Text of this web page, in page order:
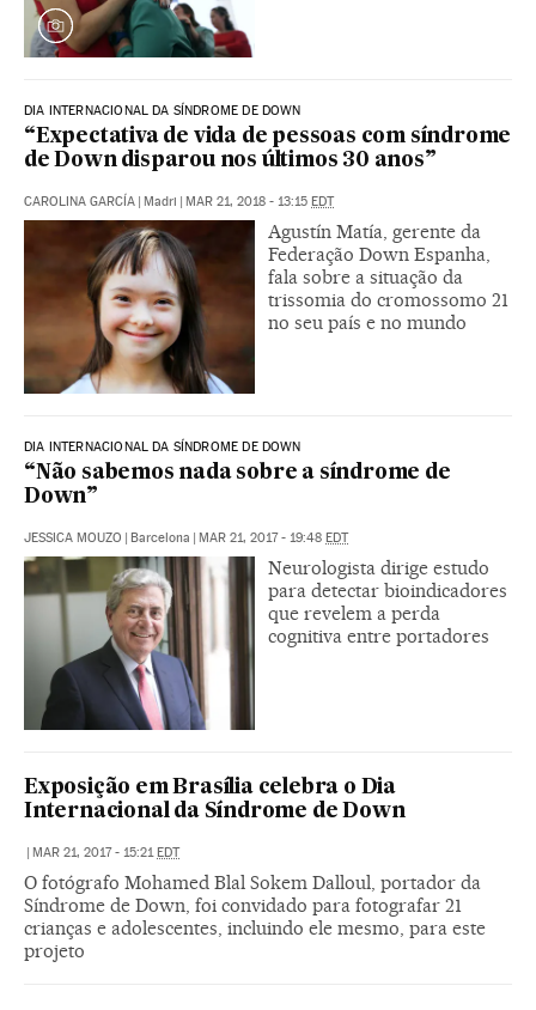
DIA INTERNACIONAL DA SÍNDROME DE DOWN
“Expectativa de vida de pessoas com síndrome
de Down disparou nos últimos 30 anos”
CAROLINA GARCÍA Madri MAR 21, 2018 - 13:15 EDT
Agustín Matía, gerente da
Federação Down Espanha,
fala sobre a situação da
trissomia do cromossomo 21
no seu país e no mundo
DIA INTERNACIONAL DA SÍNDROME DE DOWN
“Não sabemos nada sobre a síndrome de
Down”
JESSICA MOUZO | Barcelona | MAR 21, 2017 - 19:48 EDT
Neurologista dirige estudo
para detectar bioindicadores
que revelem a perda
cognitiva entre portadores
Exposição em Brasília celebra o Dia
Internacional da Síndrome de Down
| MAR 21, 2017 - 15:21EDT
O fotógrafo Mohamed Blal Sokem Dalloul, portador da
Síndrome de Down, foi convidado para fotografar 21
crianças e adolescentes, incluindo ele mesmo, para este
projeto